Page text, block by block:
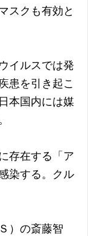
スクも有効と
イルスでは発
患を引き起こ
本国内には媒
存在する「ア
染する。クル
）の斎藤智